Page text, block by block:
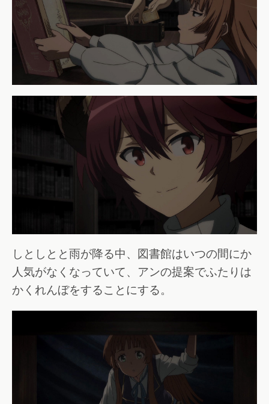
しとしとと雨が降る中、図書館はいつの間にか
人気がなくなっていて、アンの提案でふたりは
かくれんぼをすることにする。